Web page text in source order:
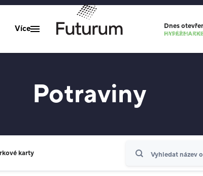
Více Dnes
PASÁŽE A
Potraviny
karty Hledat